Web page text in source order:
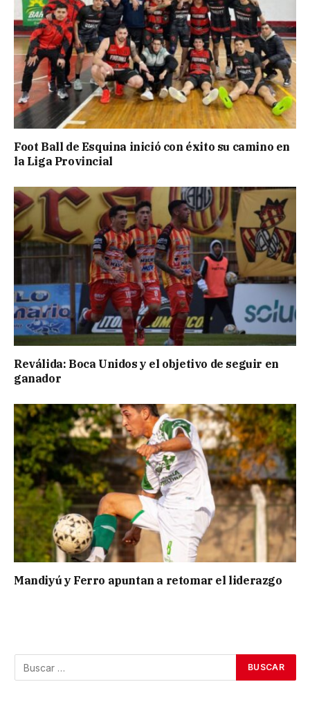
Foot Ball de Esquina inició con éxito su camino en
la Liga Provincial
Reválida: Boca Unidos y el objetivo de seguir en
ganador
Mandiyú y Ferro apuntan a retomar el liderazgo